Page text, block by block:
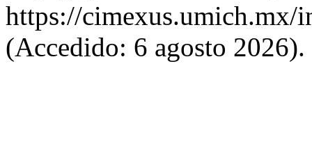
https://cimexus.umich.mx/
(Accedido: 6 agosto 2026).